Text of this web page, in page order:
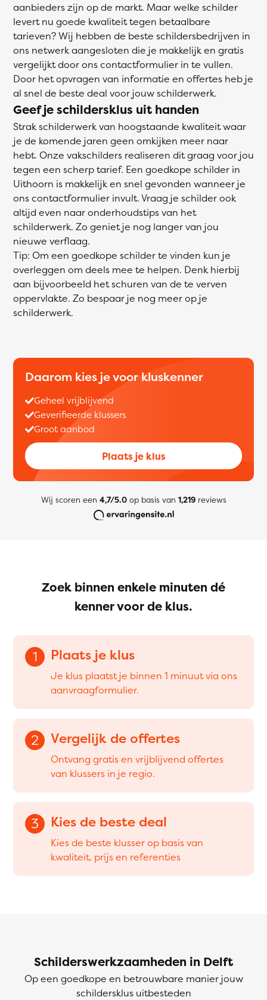
aanbieders zijn op de markt. Maar welke schilder
levert nu goede kwaliteit tegen betaalbare
tarieven? Wij hebben de beste schildersbedrijven in
ons netwerk aangesloten die je makkelijk en gratis
vergelijkt door ons contactformulier in te vullen.
Door het opvragen van informatie en offertes heb je
al snel de beste deal voor jouw schilderwerk.
Geef je schildersklus uit handen
Strak schilderwerk van hoogstaande kwaliteit waar
je de komende jaren geen omkijken meer naar
hebt. Onze vakschilders realiseren dit graag voor jou
tegen een scherp tarief. Een goedkope schilder in
Uithoorn is makkelijk en snel gevonden wanneer je
ons contactformulier invult. Vraag je schilder ook
altijd even naar onderhoudstips van het
schilderwerk. Zo geniet je nog langer van jou
nieuwe verflaag.
Tip: Om een goedkope schilder te vinden kun je
overleggen om deels mee te helpen. Denk hierbij
aan bijvoorbeeld het schuren van de te verven
oppervlakte. Zo bespaar je nog meer op je
schilderwerk.
Daarom kies je voor kluskenner
Geheel vrijblijvend
Geverifieerde klussers
Groot aanbod
Plaats je klus
Wij scoren een 4,7/5.0op basis van 1,219reviews
Zoek binnen enkele minuten dé
kenner voor de klus.
1 Plaats je klus
Je klus plaatst je binnen 1 minuut via ons
aanvraagformulier.
2 Vergelijk de offertes
Ontvang gratis en vrijblijvend offertes
van klussers in je regio.
3 Kies de beste deal
Kies de beste klusser op basis van
kwaliteit, prijs en referenties
Schilderswerkzaamheden in Delft
Op een goedkope en betrouwbare manier jouw
schildersklus uitbesteden